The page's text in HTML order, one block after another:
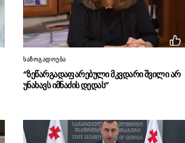
საზოგადოება
“ზეწარგადაფარებული მკვდარი შვილი არ
უნახავს იმნაძის დედას”